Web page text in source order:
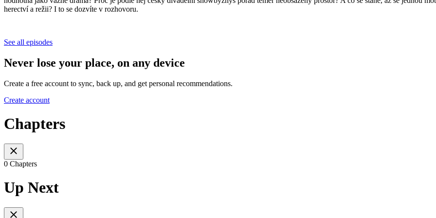
herectví a režii? I to se dozvíte v rozhovoru.
See all episodes
Never lose your place, on any device
Create a free account to sync, back up, and get personal recommendations.
Create account
Chapters
0 Chapters
Up Next